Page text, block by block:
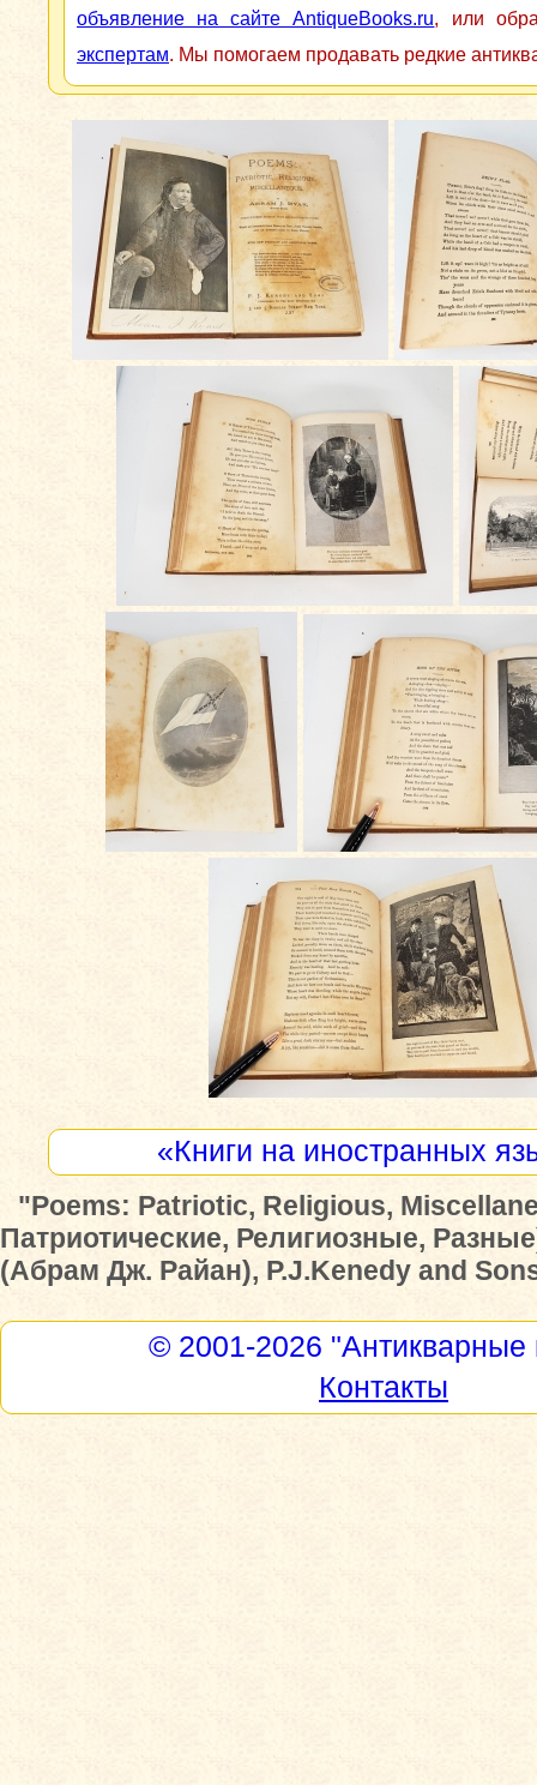
объявление на сайте AntiqueBooks.ru, или
экспертам. Мы помогаем продавать редкие
«Книги на иностранных
"Poems: Patriotic, Religious,
Патриотические, Религиозные,
(Абрам Дж. Райан), P.J.Kenedy and
© 2001-2026 "Антикварные
Контакты